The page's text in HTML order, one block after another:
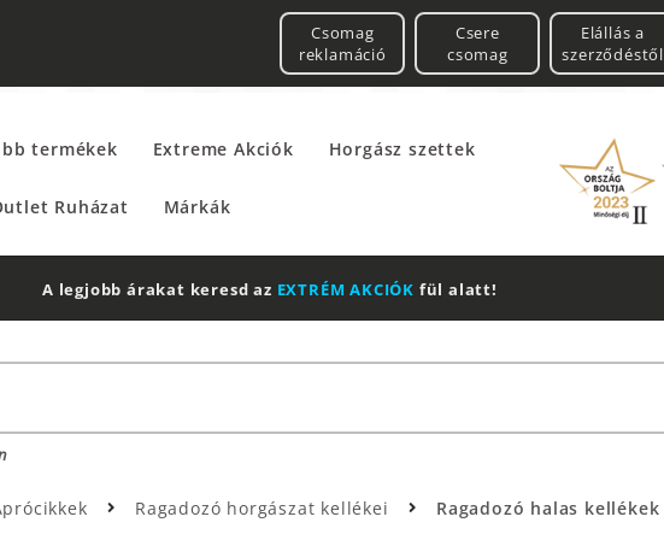
Csomag
reklamáció
Csere
csomag
Elállás a
szerződéstől
termékek Extreme Akciók Horgász szettek
Ruházat Márkák
2 db Shimano Aero Technium +LeathermanMultitool
Ragadozó horgászat kellékei Ragadozó halas kellékek